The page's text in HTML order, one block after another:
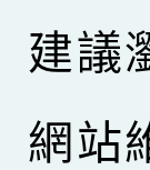
建議
網站